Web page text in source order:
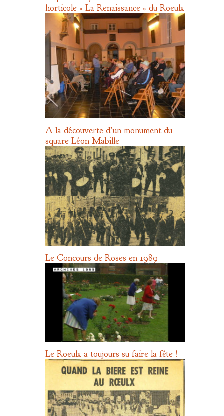
horticole « La Renaissance » du Roeulx
A la découverte d’un monument du
square Léon Mabille
Le Concours de Roses en 1989
Le Roeulx a toujours su faire la fête !